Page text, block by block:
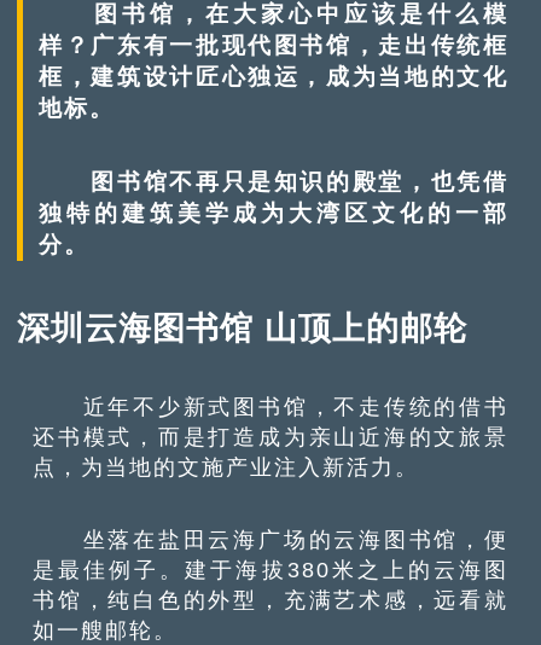
将以主题盘点形式，带大家“云游”大湾区。
图书馆，在大家心中应该是什么模
样？广东有一批现代图书馆，走出传统框
框，建筑设计匠心独运，成为当地的文化
地标。
图书馆不再只是知识的殿堂，也凭借
独特的建筑美学成为大湾区文化的一部
分。
深圳云海图书馆 山顶上的邮轮
近年不少新式图书馆，不走传统的借书
还书模式，而是打造成为亲山近海的文旅景
点，为当地的文施产业注入新活力。
坐落在盐田云海广场的云海图书馆，便
是最佳例子。建于海拔380米之上的云海图
书馆，纯白色的外型，充满艺术感，远看就
如一艘邮轮。